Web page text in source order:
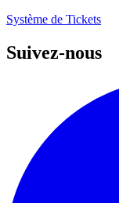
Système de Tickets
Suivez-nous